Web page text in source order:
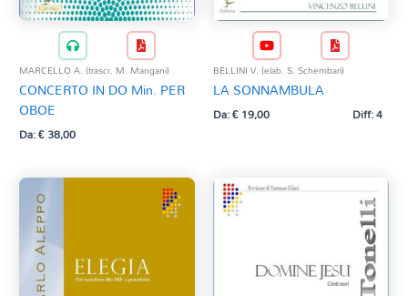
MARCELLO A. (trascr. M. Mangani)
CONCERTO IN DO Min. PER
OBOE
Da:€38,00
BELLINI V. (elab. S. Schembari)
LA SONNAMBULA
Da:€19,00 Diff: 4